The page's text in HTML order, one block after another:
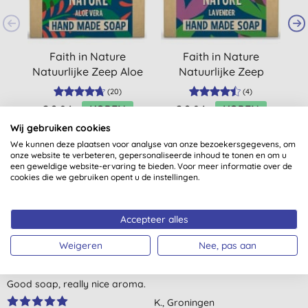
Faith in Nature
Natuurlijke Zeep Aloe
Vera
(20)
€ 2,84 KOPEN
Faith in Nature
Natuurlijke Zeep
Lavendel(4)
€ 2,84 KOPEN
Klantbeoordelingen
beoordelingen)
Good soap, really nice aroma.
K., Groningen
Wij gebruiken cookies
We kunnen deze plaatsen voor analyse van onze bezoekersgegevens, om
onze website te verbeteren, gepersonaliseerde inhoud te tonen en om u
een geweldige website-ervaring te bieden. Voor meer informatie over de
cookies die we gebruiken opent u de instellingen.
Accepteer alles
Weigeren Nee, pas aan